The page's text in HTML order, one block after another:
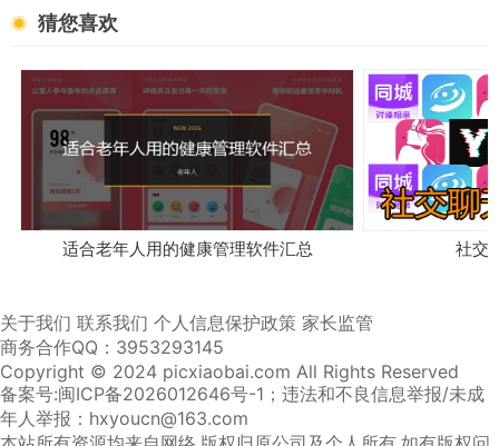
猜您喜欢
适合老年人用的健康管理软件汇总 社交
关于我们 联系我们 个人信息保护政策 家长监管
商务合作QQ：3953293145
Copyright © 2024 picxiaobai.com All Rights Reserved
备案号:闽ICP备2026012646号-1 ；违法和不良信息举报/未成
年人举报：hxyoucn@163.com